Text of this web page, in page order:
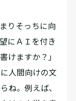
りそっちに向
にＡＩを付き
けますか？」
人間向けの文
ね。例えば、